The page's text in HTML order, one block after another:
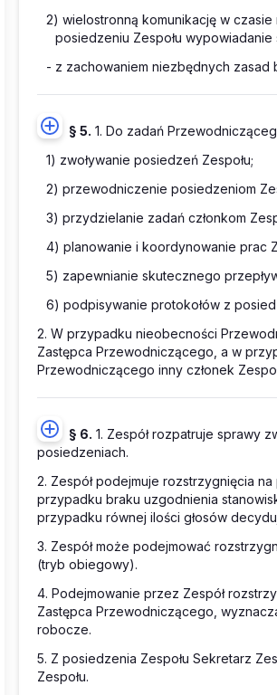
2) wielostronną komunikację w
posiedzeniu Zespołu
- z zachowaniem niezbędnych zasad
§ 5. 1. Do zadań
1) zwoływanie posiedzeń Zespołu;
2) przewodniczenie posiedzeniom
3) przydzielanie zadań członkom
4) planowanie i koordynowanie prac
5) zapewnianie skutecznego
6) podpisywanie protokołów z
2. W przypadku nieobecności
Zastępca Przewodniczącego, a w
Przewodniczącego inny członek
§ 6. 1. Zespół rozpatruje sprawy
posiedzeniach.
2. Zespół podejmuje rozstrzygnięcia
przypadku braku uzgodnienia
przypadku równej ilości głosów
3. Zespół może podejmować
(tryb obiegowy).
4. Podejmowanie przez Zespół
Zastępca Przewodniczącego,
robocze.
5. Z posiedzenia Zespołu Sekretarz
Zespołu.